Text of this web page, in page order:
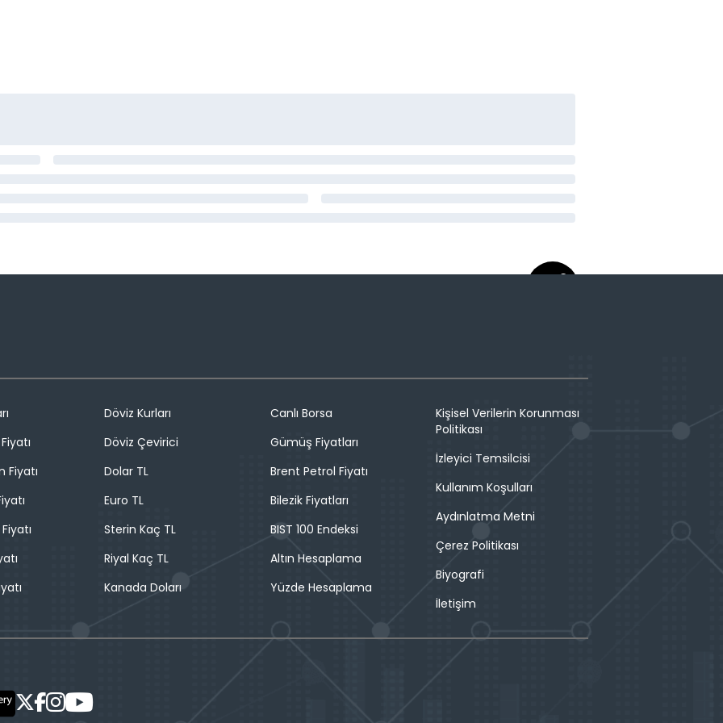
Fiyatı
Döviz Kurları
Döviz Çevirici
Dolar TL
Euro TL
Sterin Kaç TL
Riyal Kaç TL
Kanada Doları
Canlı Borsa
Gümüş Fiyatları
Brent Petrol Fiyatı
Bilezik Fiyatları
BIST 100 Endeksi
Altın Hesaplama
Yüzde Hesaplama
Kişisel Verilerin Korunması
Politikası
İzleyici Temsilcisi
Kullanım Koşulları
Aydınlatma Metni
Çerez Politikası
Biyografi
İletişim